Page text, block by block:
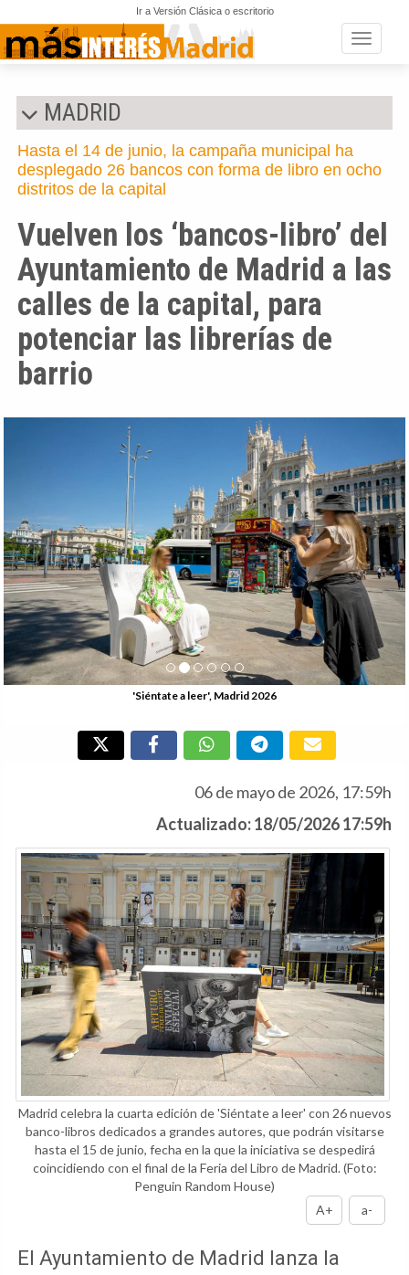
Ir a Versión Clásica o escritorio
Toggle
MADRID
Hasta el 14 de junio, la campaña municipal ha
desplegado 26 bancos con forma de libro en ocho
distritos de la capital
Vuelven los ‘bancos-libro’ del
Ayuntamiento de Madrid a las
calles de la capital, para
potenciar las librerías de
barrio
'Siéntate a leer', Madrid 2026
06 de mayo de 2026, 17:59h
Actualizado: 18/05/2026 17:59h
Madrid celebra la cuarta edición de 'Siéntate a leer' con 26 nuevos
banco-libros dedicados a grandes autores, que podrán visitarse
hasta el 15 de junio, fecha en la que la iniciativa se despedirá
coincidiendo con el final de la Feria del Libro de Madrid.(Foto:
Penguin Random House)
A+
a-
El Ayuntamiento de Madrid lanza la